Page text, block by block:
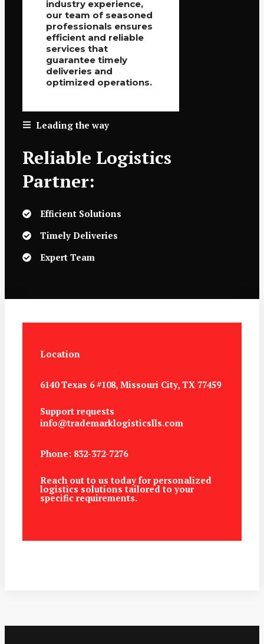
Leading the way
Reliable Logistics
Partner:
Efficient Solutions
Timely Deliveries
Expert Team
industry experience,
our team of seasoned
professionals ensures
efficient and reliable
services that
guarantee timely
deliveries and
optimized operations.
Location
6140 Texas 6 #108, Missouri City, TX 77459
Support requests
info@trademarklogisticslls.com
Phone: 832-372-7276
Reach out to us today for personalized
logistics solutions tailored to your
specific requirements.